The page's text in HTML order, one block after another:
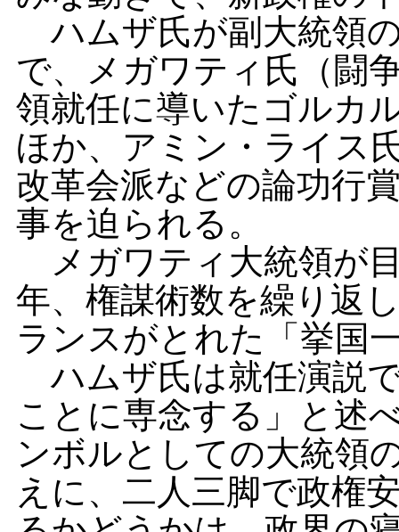
ハムザ氏が副大統領
で、メガワティ氏（闘
領就任に導いたゴルカ
ほか、アミン・ライス
改革会派などの論功行
事を迫られる。
メガワティ大統領が
年、権謀術数を繰り返
ランスがとれた「挙国
ハムザ氏は就任演説
ことに専念する」と述
ンボルとしての大統領
えに、二人三脚で政権